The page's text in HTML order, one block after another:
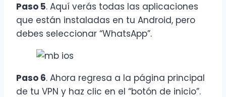
Paso 5. Aquí verás todas las aplicaciones
que están instaladas en tu Android, pero
debes seleccionar “WhatsApp”.
Paso 6. Ahora regresa a la página principal
de tu VPN y haz clic en el “botón de inicio”.